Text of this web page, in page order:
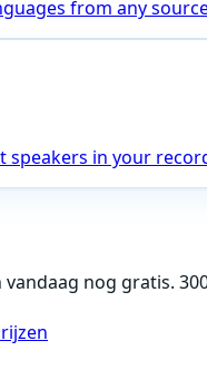
from any
speakers in your
vandaag nog gratis.